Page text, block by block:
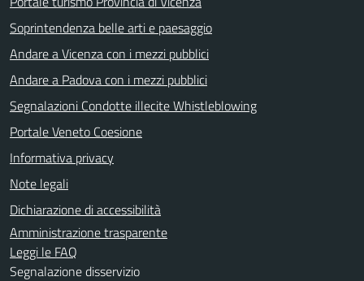
Soprintendenza belle arti e paesaggio
Andare a Vicenza con i mezzi pubblici
Andare a Padova con i mezzi pubblici
Segnalazioni Condotte illecite Whistleblowing
Portale Veneto Coesione
Informativa privacy
Note legali
Dichiarazione di accessibilità
Amministrazione trasparente
Leggi le FAQ
Segnalazione disservizio